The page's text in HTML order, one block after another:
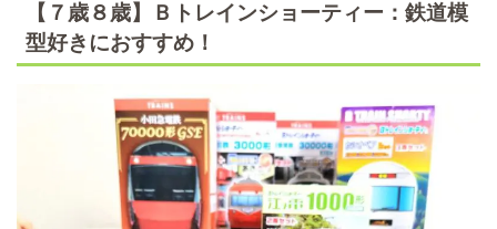
【７歳８歳】Ｂトレインショーティー：鉄道模
型好きにおすすめ！